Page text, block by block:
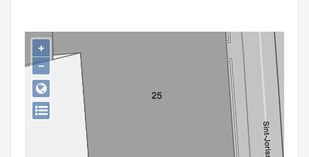
Aanmelden
+
−